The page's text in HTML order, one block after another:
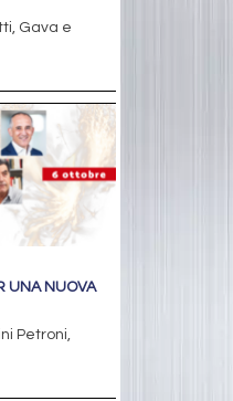
Gava e
UNA NUOVA
Petroni,